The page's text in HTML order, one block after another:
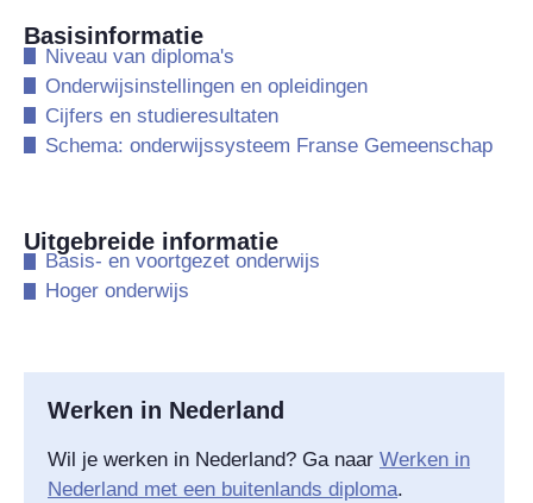
Basisinformatie
​Niveau van diploma's
​Onderwijsinstellingen en opleidingen
​Cijfers en studieresultaten
​Schema: onderwijssysteem Franse Gemeenschap
Uitgebreide informatie
​Basis- en voortgezet onderwijs
​Hoger onderwijs
Werken in Nederland
Wil je werken in Nederland? Ga naar Werken in
Nederland met een buitenlands diploma.